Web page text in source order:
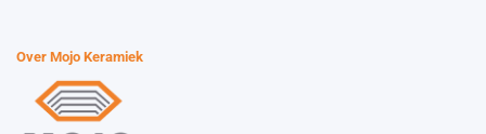
Over Mojo Keramiek